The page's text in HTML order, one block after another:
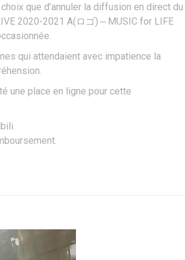
que d’annuler la diffusion en direct du
2020-2021 A(ロゴ)～MUSIC for LIFE
qui attendaient avec impatience la
une place en ligne pour cette